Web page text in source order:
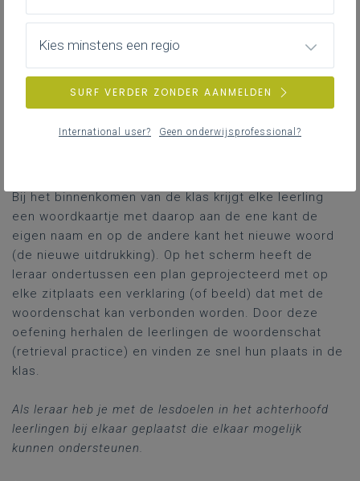
Hoe een ‘entrance ticket’ kan
zorgen voor doelgerichte
groepering van je leerlingen
die in de vorige les werd aangeboden.
Bij het binnenkomen van de klas krijgt elke leerling
een woordkaartje met daarop aan de ene kant de
eigen naam en op de andere kant het nieuwe woord
(de nieuwe uitdrukking). Op het scherm heeft de
leraar ondertussen een plan geprojecteerd met op
elke zitplaats een verklaring (of beeld) dat met de
woordenschat kan verbonden worden. Door deze
oefening herhalen de leerlingen de woordenschat
(retrieval practice) en vinden ze snel hun plaats in de
klas.
Als leraar heb je met de lesdoelen in het achterhoofd
leerlingen bij elkaar geplaatst die elkaar mogelijk
kunnen ondersteunen.
Kies minstens een regio
SURF VERDER ZONDER AANMELDEN
International user? Geen onderwijsprofessional?